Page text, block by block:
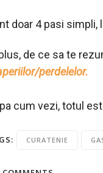
doar 4 pasi
de ce sa te
perdelelor.
cum vezi, totul
CURATENIE